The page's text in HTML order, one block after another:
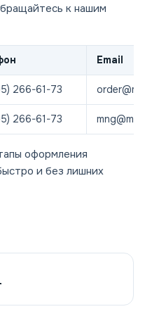
к нашим
Email
266-61-73
266-61-73
оформления
и без лишних